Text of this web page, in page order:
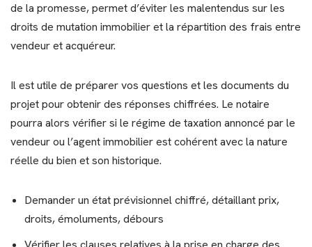
de la promesse, permet d’éviter les malentendus sur les
droits de mutation immobilier et la répartition des frais entre
vendeur et acquéreur.
Il est utile de préparer vos questions et les documents du
projet pour obtenir des réponses chiffrées. Le notaire
pourra alors vérifier si le régime de taxation annoncé par le
vendeur ou l’agent immobilier est cohérent avec la nature
réelle du bien et son historique.
Demander un état prévisionnel chiffré, détaillant prix,
droits, émoluments, débours